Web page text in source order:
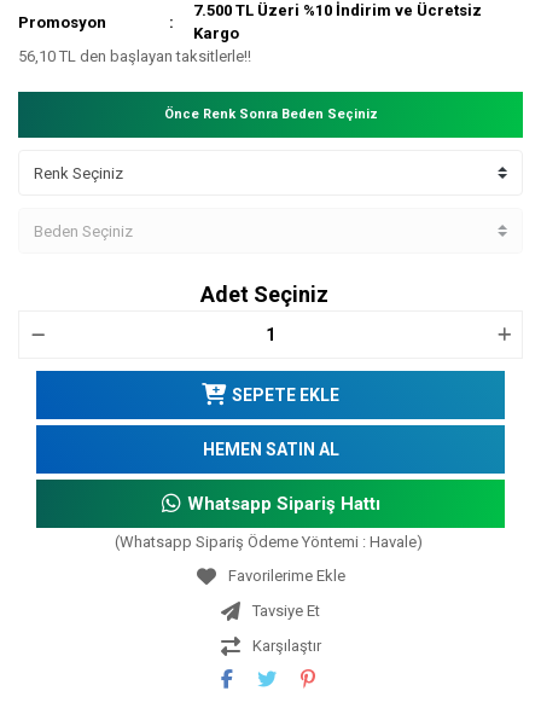
Promosyon
7.500 TL Üzeri %10 İndirim ve Ücretsiz
Kargo
56,10 TL den başlayan taksitlerle!!
Önce Renk Sonra Beden Seçiniz
Adet Seçiniz
SEPETE EKLE
HEMEN SATIN AL
Whatsapp Sipariş Hattı
(Whatsapp Sipariş Ödeme Yöntemi : Havale)
Tavsiye Et
Karşılaştır